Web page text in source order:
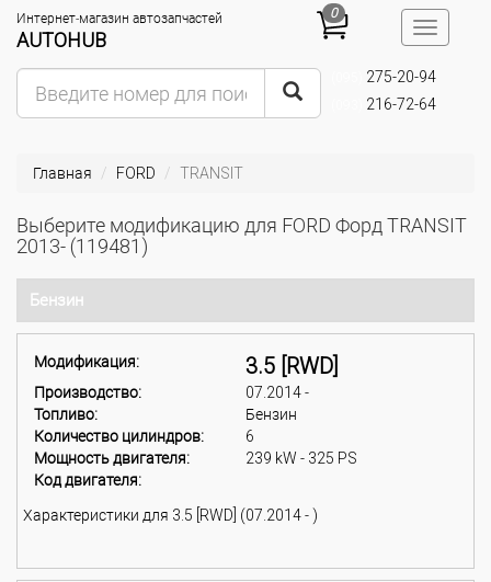
Toggle
0
Интернет-магазин автозапчастей
AUTOHUB
275-20-94
216-72-64
Главная FORD TRANSIT
Выберите модификацию для FORD Форд TRANSIT
2013- (119481)
Бензин
Модификация: 3.5 [RWD]
Производство:
07.2014 -
Топливо:
Бензин
Количество цилиндров:
6
Мощность двигателя:
239 kW - 325 PS
Код двигателя:
Характеристики для 3.5 [RWD] (07.2014 - )